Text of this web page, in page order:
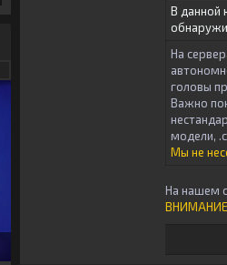
В данной
На
головы
Важно
модели,
Мы не
На нашем